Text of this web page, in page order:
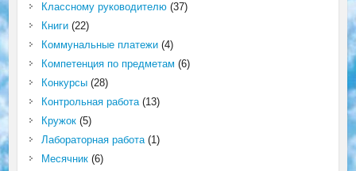
Классному руководителю(37)
Книги(22)
Коммунальные платежи(4)
Компетенция по предметам (6)
Конкурсы(28)
Контрольная работа(13)
Кружок(5)
Лабораторная работа(1)
Месячник(6)